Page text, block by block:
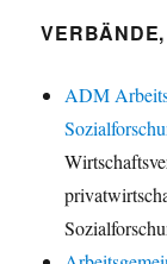
ADM